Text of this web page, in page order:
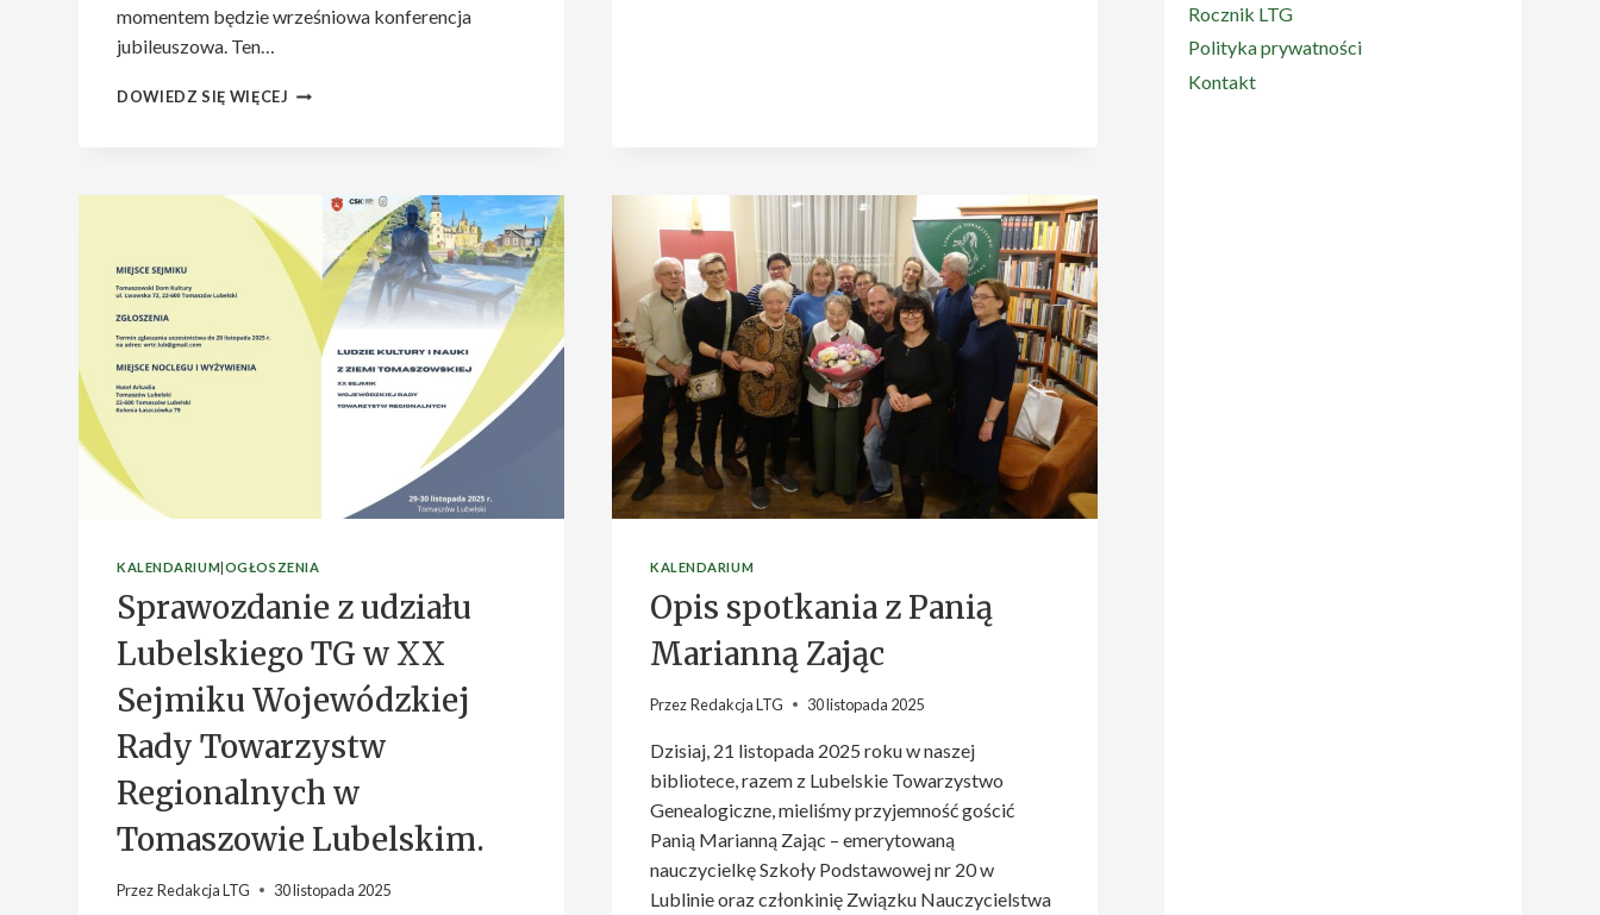
momentem będzie wrześniowa konferencja
jubileuszowa. Ten…
DOWIEDZ SIĘ WIĘCEJ ZAPROSZENIE
KALENDARIUM OGŁOSZENIA
Sprawozdanie z udziału
Lubelskiego TG w XX
Sejmiku Wojewódzkiej
Rady Towarzystw
Regionalnych w
Tomaszowie Lubelskim.
PrzezRedakcja LTG 30 listopada 2025
KALENDARIUM
Opis spotkania z Panią
Marianną Zając
PrzezRedakcja LTG 30 listopada 2025
Dzisiaj, 21 listopada 2025 roku w naszej
bibliotece, razem z Lubelskie Towarzystwo
Genealogiczne, mieliśmy przyjemność gościć
Panią Marianną Zając – emerytowaną
nauczycielkę Szkoły Podstawowej nr 20 w
Lublinie oraz członkinię Związku Nauczycielstwa
Rocznik LTG
Polityka prywatności
Kontakt